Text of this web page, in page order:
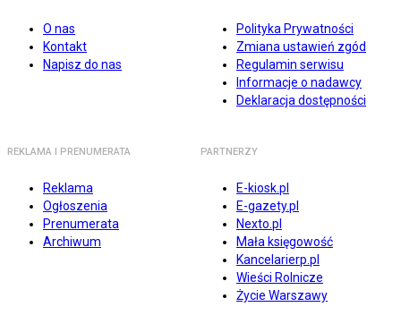
O nas
Kontakt
Napisz do nas
Polityka Prywatności
Zmiana ustawień zgód
Regulamin serwisu
Informacje o nadawcy
Deklaracja dostępności
REKLAMA I PRENUMERATA
Reklama
Ogłoszenia
Prenumerata
Archiwum
PARTNERZY
E-kiosk.pl
E-gazety.pl
Nexto.pl
Mała księgowość
Kancelarierp.pl
Wieści Rolnicze
Życie Warszawy